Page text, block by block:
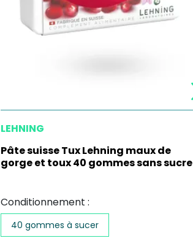
LEHNING
Pâte suisse Tux Lehning maux de
gorge et toux 40 gommes sans sucre
Conditionnement :
40 gommes à sucer